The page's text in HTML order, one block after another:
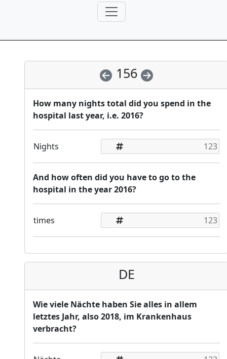
156
How many nights total did you spend in the
hospital last year, i.e. 2016?
Nights
And how often did you have to go to the
hospital in the year 2016?
times
DE
Wie viele Nächte haben Sie alles in allem
letztes Jahr, also 2018, im Krankenhaus
verbracht?